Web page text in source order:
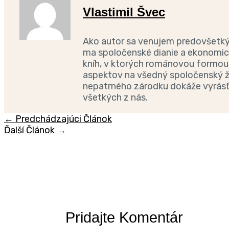
Vlastimil Švec
Ako autor sa venujem
ma spoločenské dianie a
kníh, v ktorých románovou
aspektov na všedný spoločenský
nepatrného zárodku dokáže
všetkých z nás.
← Predchádzajúci Článok
Ďalší Článok →
Pridajte Komentár